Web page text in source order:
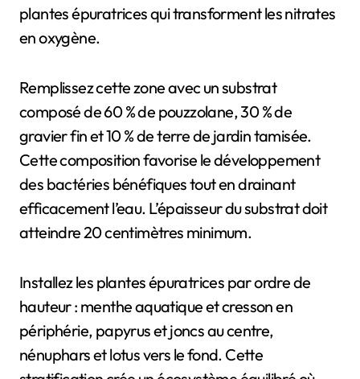
plantes épuratrices qui transforment les nitrates
en oxygène.
Remplissez cette zone avec un substrat
composé de 60 % de pouzzolane, 30 % de
gravier fin et 10 % de terre de jardin tamisée.
Cette composition favorise le développement
des bactéries bénéfiques tout en drainant
efficacement l’eau. L’épaisseur du substrat doit
atteindre 20 centimètres minimum.
Installez les plantes épuratrices par ordre de
hauteur : menthe aquatique et cresson en
périphérie, papyrus et joncs au centre,
nénuphars et lotus vers le fond. Cette